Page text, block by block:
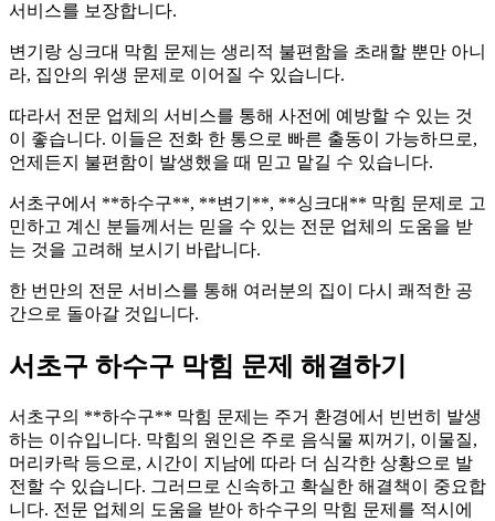
서비스를 보장합니다.
변기랑 싱크대 막힘 문제는 생리적 불편함을 초래할 뿐만 아니
라, 집안의 위생 문제로 이어질 수 있습니다.
따라서 전문 업체의 서비스를 통해 사전에 예방할 수 있는 것
이 좋습니다. 이들은 전화 한 통으로 빠른 출동이 가능하므로,
언제든지 불편함이 발생했을 때 믿고 맡길 수 있습니다.
서초구에서 **하수구**, **변기**, **싱크대** 막힘 문제로 고
민하고 계신 분들께서는 믿을 수 있는 전문 업체의 도움을 받
는 것을 고려해 보시기 바랍니다.
한 번만의 전문 서비스를 통해 여러분의 집이 다시 쾌적한 공
간으로 돌아갈 것입니다.
서초구 하수구 막힘 문제 해결하기
서초구의 **하수구** 막힘 문제는 주거 환경에서 빈번히 발생
하는 이슈입니다. 막힘의 원인은 주로 음식물 찌꺼기, 이물질,
머리카락 등으로, 시간이 지남에 따라 더 심각한 상황으로 발
전할 수 있습니다. 그러므로 신속하고 확실한 해결책이 중요합
니다. 전문 업체의 도움을 받아 하수구의 막힘 문제를 적시에